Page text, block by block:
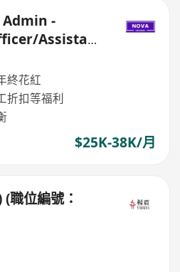
-
Assistant
終花紅
折扣等福利
$25K-38K/月
職位編號：